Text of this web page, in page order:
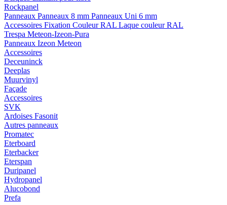
Rockpanel
Panneaux Panneaux 8 mm Panneaux Uni 6 mm
Accessoires Fixation Couleur RAL Laque couleur RAL
Trespa Meteon-Izeon-Pura
Panneaux Izeon Meteon
Accessoires
Deceuninck
Deeplas
Muurvinyl
Façade
Accessoires
SVK
Ardoises Fasonit
Autres panneaux
Promatec
Eterboard
Eterbacker
Eterspan
Duripanel
Hydropanel
Alucobond
Prefa